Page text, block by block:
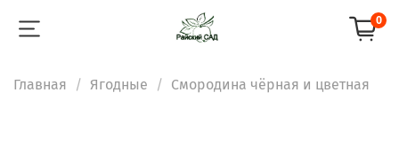
0
Главная Ягодные Смородина чёрная и цветная